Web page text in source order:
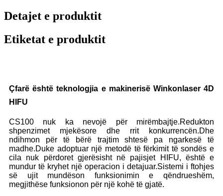
Detajet e produktit
Etiketat e produktit
Çfarë është teknologjia e makinerisë Winkonlaser 4D
HIFU
CS100 nuk ka nevojë për mirëmbajtje.Redukton
shpenzimet mjekësore dhe rrit konkurrencën.Dhe
ndihmon për të bërë trajtim shtesë pa ngarkesë të
madhe.Duke adoptuar një metodë të fërkimit të sondës e
cila nuk përdoret gjerësisht në pajisjet HIFU, është e
mundur të kryhet një operacion i detajuar.Sistemi i ftohjes
së ujit mundëson funksionimin e qëndrueshëm,
megjithëse funksionon për një kohë të gjatë.